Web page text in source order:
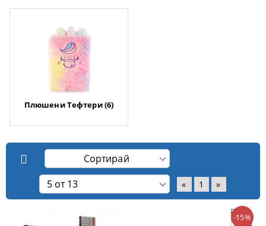
Плюшени Тефтери (6)
« 1 »
-15%